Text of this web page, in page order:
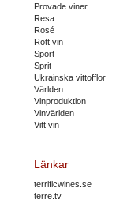
Provade viner
Resa
Rosé
Rött vin
Sport
Sprit
Ukrainska vittofflor
Världen
Vinproduktion
Vinvärlden
Vitt vin
Länkar
terrificwines.se
terre.tv